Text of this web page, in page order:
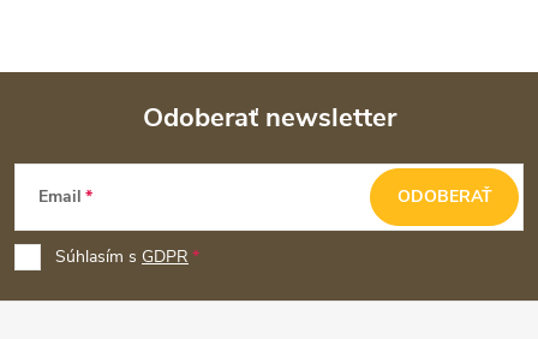
Z
p
ä
Odoberať newsletter
Email
Súhlasím s GDPR
ODOBERAŤ